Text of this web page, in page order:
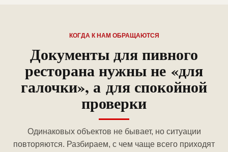
КОГДА К НАМ ОБРАЩАЮТСЯ
Документы для пивного
ресторана нужны не «для
галочки», а для спокойной
проверки
Одинаковых объектов не бывает, но ситуации
повторяются. Разбираем, с чем чаще всего приходят